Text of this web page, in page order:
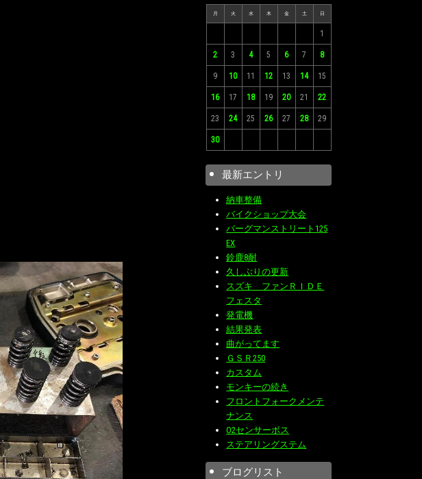
月 火 水 木 金 土 日
1
2 3 4 5 6 7 8
9 10 11 12 13 14 15
16 17 18 19 20 21 22
23 24 25 26 27 28 29
30
最新エントリ
納車整備
バイクショップ大会
バーグマンストリート125
EX
鈴鹿8耐
久しぶりの更新
スズキ ファンＲＩＤＥ
フェスタ
発電機
結果発表
曲がってます
ＧＳＲ250
カスタム
モンキーの続き
フロントフォークメンテ
ナンス
O2センサーボス
ステアリングステム
ブログリスト